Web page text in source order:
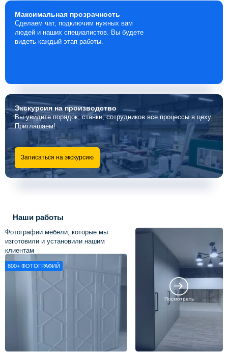
Максимальная прозрачность
Сделаем чат, подключим нужных вам
людей и наших специалистов. Вы будете
видеть каждый этап работы.
Экскурсияна производство
Вы увидите порядок, станки, сотрудников все процессы в цеху.
Приглашаем!
Записаться на экскурсию
Наши работы
Фотографии мебели, которые мы
изготовили и установили нашим
клиентам
800+ ФОТОГРАФИЙ
Посмотреть